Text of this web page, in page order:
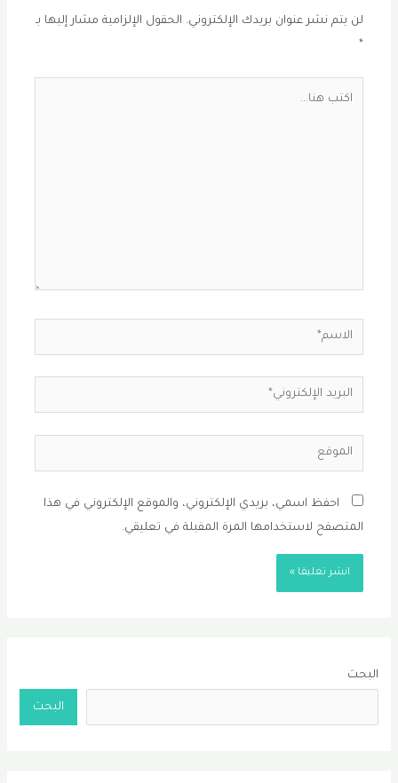
لن يتم نشر عنوان بريدك الإلكتروني. الحقول الإلزامية مشار إليها بـ
*
الاسم*
البريد
الإلكتروني*
الموقع
احفظ اسمي، بريدي الإلكتروني، والموقع الإلكتروني في هذا
المتصفح لاستخدامها المرة المقبلة في تعليقي.
البحث
البحث